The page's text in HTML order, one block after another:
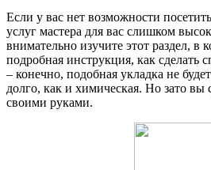
Если у вас нет возможности
услуг мастера для вас слишком
внимательно изучите этот раздел, в
подробная инструкция, как сделать
– конечно, подобная укладка не
долго, как и химическая. Но зато вы
своими руками.